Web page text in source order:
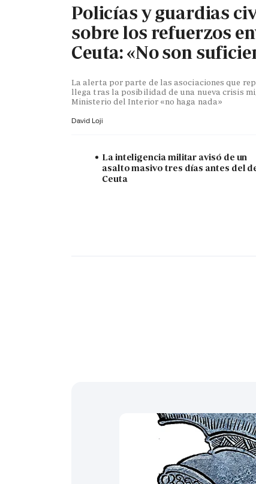
Policías y guardias
sobre los refuerzos
Ceuta: «No son
La alerta por parte de las asociaciones que
llega tras la posibilidad de una nueva crisis
Ministerio del Interior «no haga nada»
David Loji
La inteligencia militar avisó de un
asalto masivo tres días antes del
Ceuta